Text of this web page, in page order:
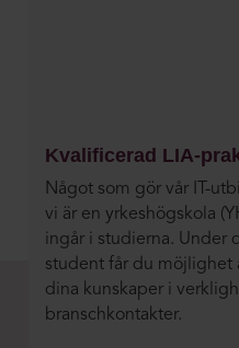
Kvalificerad LIA-
Något som gör vår IT-
vi är en yrkeshögskola
ingår i studierna. Under
student får du möjlighet
dina kunskaper i
branschkontakter.